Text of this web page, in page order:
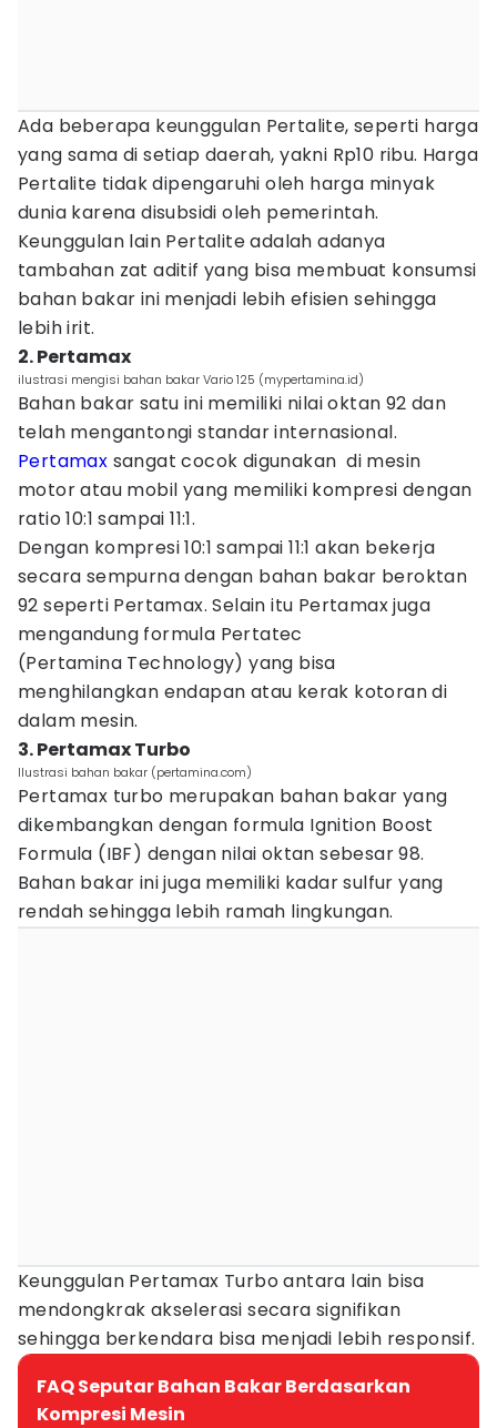
Ada beberapa keunggulan Pertalite, seperti harga
yang sama di setiap daerah, yakni Rp10 ribu. Harga
Pertalite tidak dipengaruhi oleh harga minyak
dunia karena disubsidi oleh pemerintah.
Keunggulan lain Pertalite adalah adanya
tambahan zat aditif yang bisa membuat konsumsi
bahan bakar ini menjadi lebih efisien sehingga
lebih irit.
2. Pertamax
ilustrasi mengisi bahan bakar Vario 125 (mypertamina.id)
Bahan bakar satu ini memiliki nilai oktan 92 dan
telah mengantongi standar internasional.
Pertamax sangat cocok digunakan di mesin
motor atau mobil yang memiliki kompresi dengan
ratio 10:1 sampai 11:1.
Dengan kompresi 10:1 sampai 11:1 akan bekerja
secara sempurna dengan bahan bakar beroktan
92 seperti Pertamax. Selain itu Pertamax juga
mengandung formula Pertatec
(Pertamina Technology) yang bisa
menghilangkan endapan atau kerak kotoran di
dalam mesin.
3. Pertamax Turbo
Ilustrasi bahan bakar (pertamina.com)
Pertamax turbo merupakan bahan bakar yang
dikembangkan dengan formula Ignition Boost
Formula (IBF) dengan nilai oktan sebesar 98.
Bahan bakar ini juga memiliki kadar sulfur yang
rendah sehingga lebih ramah lingkungan.
Keunggulan Pertamax Turbo antara lain bisa
mendongkrak akselerasi secara signifikan
sehingga berkendara bisa menjadi lebih responsif.
FAQ Seputar Bahan Bakar Berdasarkan
Kompresi Mesin